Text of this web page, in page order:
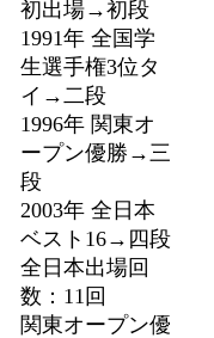
初出場→初段
1991年 全国学
生選手権3位タ
イ→二段
1996年 関東オ
ープン優勝→三
段
2003年 全日本
ベスト16→四段
全日本出場回
数：11回
関東オープン優